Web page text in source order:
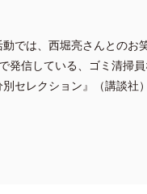
では、西堀亮さんとのお
発信している、ゴミ清掃
セレクション』（講談社